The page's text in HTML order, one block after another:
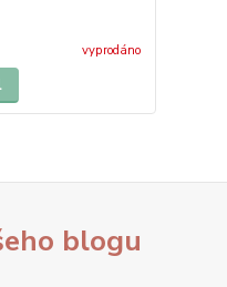
vyprodáno
blogu